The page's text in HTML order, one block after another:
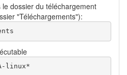
dossier du téléchargement
"Téléchargements"):
linux*